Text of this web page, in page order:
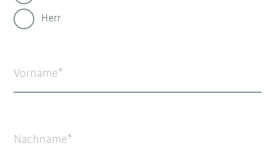
Herr
Vorname
Nachname